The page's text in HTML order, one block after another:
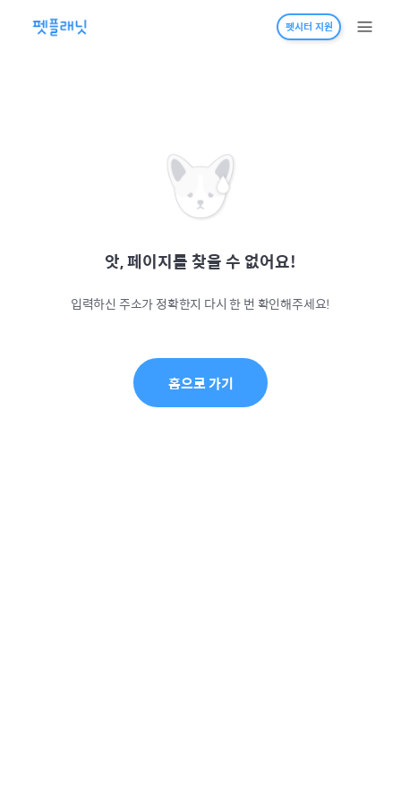
펫시터 지원
앗, 페이지를 찾을 수 없어요!
입력하신 주소가 정확한지 다시 한 번 확인해주세요!
홈으로 가기